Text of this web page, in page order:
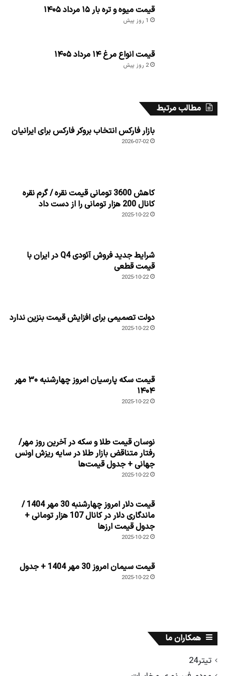
قیمت میوه و تره بار ۱۵ مرداد ۱۴۰۵
1 روز پیش
قیمت انواع مرغ ۱۴ مرداد ۱۴۰۵
2 روز پیش
مطالب مرتبط
بازار فارکس انتخاب بروکر فارکس برای ایرانیان
2026-07-02
کاهش 3600 تومانی قیمت نقره / گرم نقره
کانال 200 هزار تومانی را از دست داد
2025-10-22
شرایط جدید فروش آئودی Q4 در ایران با
قیمت قطعی
2025-10-22
دولت تصمیمی برای افزایش قیمت بنزین ندارد
2025-10-22
قیمت سکه پارسیان امروز چهارشنبه ۳۰ مهر
۱۴۰۴
2025-10-22
نوسان قیمت طلا و سکه در آخرین روز مهر/
رفتار متناقض بازار طلا در سایه ریزش اونس
جهانی + جدول قیمت‌ها
2025-10-22
قیمت دلار امروز چهارشنبه 30 مهر 1404 /
ماندگاری دلار در کانال 107 هزار تومانی +
جدول قیمت ارزها
2025-10-22
قیمت سیمان امروز 30 مهر 1404 + جدول
2025-10-22
همکاران ما
تیتر24